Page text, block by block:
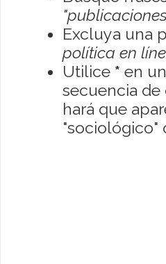
Excluya una
política en
Utilice * en
secuencia de
hará que
"sociológico"